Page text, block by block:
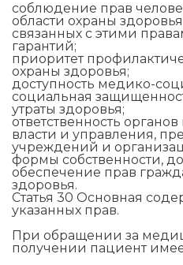
соблюдение прав
области охраны
связанных с этими
гарантий;
приоритет
охраны здоровья;
доступность медико-
социальная
утраты здоровья;
ответственность
власти и управления,
учреждений и
формы собственности,
обеспечение прав
здоровья.
Статья 30 Основная
указанных прав.
При обращении за
получении пациент